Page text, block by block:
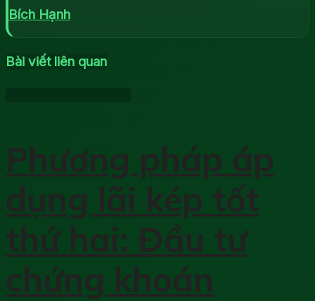
Bích Hạnh
Bài viết liên quan
Phương pháp áp
dụng lãi kép tốt
thứ hai: Đầu tư
chứng khoán